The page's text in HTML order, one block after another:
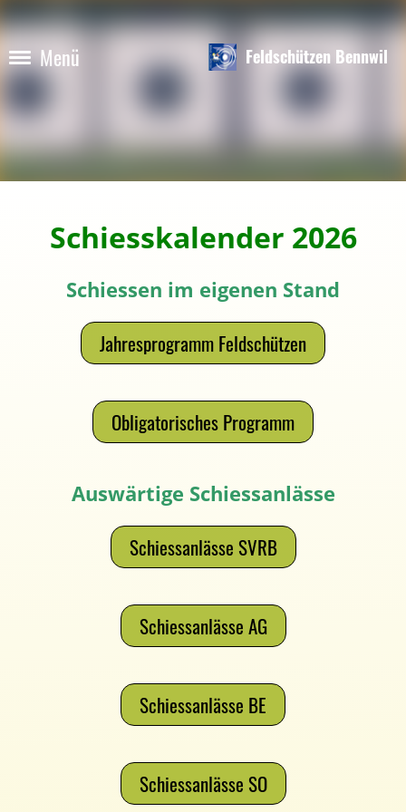
Menü Feldschützen Bennwil
Schiesskalender 2026
Schiessen im eigenen Stand
Jahresprogramm Feldschützen
Obligatorisches Programm
Auswärtige Schiessanlässe
Schiessanlässe SVRB
Schiessanlässe AG
Schiessanlässe BE
Schiessanlässe SO